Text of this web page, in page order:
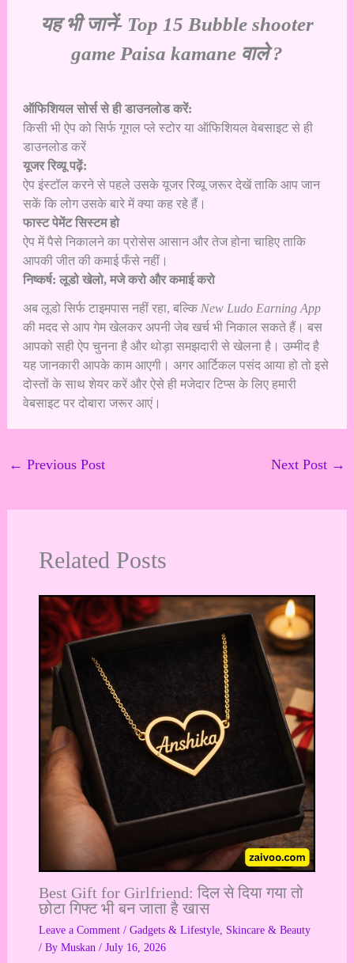
यह भी जानें- Top 15 Bubble shooter
game Paisa kamane वाले ?
ऑफिशियल सोर्स से ही डाउनलोड करें:
किसी भी ऐप को सिर्फ गूगल प्ले स्टोर या ऑफिशियल वेबसाइट से ही
डाउनलोड करें
यूजर रिव्यू पढ़ें:
ऐप इंस्टॉल करने से पहले उसके यूजर रिव्यू जरूर देखें ताकि आप जान
सकें कि लोग उसके बारे में क्या कह रहे हैं।
फास्ट पेमेंट सिस्टम हो
ऐप में पैसे निकालने का प्रोसेस आसान और तेज होना चाहिए ताकि
आपकी जीत की कमाई फँसे नहीं।
निष्कर्ष: लूडो खेलो, मजे करो और कमाई करो
अब लूडो सिर्फ टाइमपास नहीं रहा, बल्कि New Ludo Earning App
की मदद से आप गेम खेलकर अपनी जेब खर्च भी निकाल सकते हैं। बस
आपको सही ऐप चुनना है और थोड़ा समझदारी से खेलना है। उम्मीद है
यह जानकारी आपके काम आएगी। अगर आर्टिकल पसंद आया हो तो इसे
दोस्तों के साथ शेयर करें और ऐसे ही मजेदार टिप्स के लिए हमारी
वेबसाइट पर दोबारा जरूर आएं।
← Previous Post Next Post →
Related Posts
Best Gift for Girlfriend: दिल से दिया गया तो
छोटा गिफ्ट भी बन जाता है खास
Leave a Comment / Gadgets & Lifestyle, Skincare & Beauty
/ By Muskan / July 16, 2026